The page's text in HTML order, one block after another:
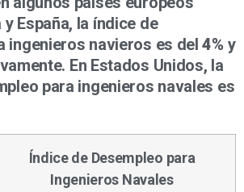
España, la índice de
ingenieros navieros es del4% y
En Estados Unidos, la
para ingenieros navales es
Índice de Desempleo para
Ingenieros Navales